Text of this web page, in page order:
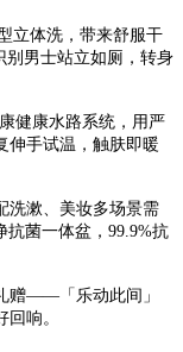
立体洗，带来舒服干
别男士站立如厕，转身
健康水路系统， 用严
伸手试温， 触肤即暖
洗漱、美妆多场景需
抗菌一体盆 ， 99.9%抗
赠—— 「乐动此间 」
回响。